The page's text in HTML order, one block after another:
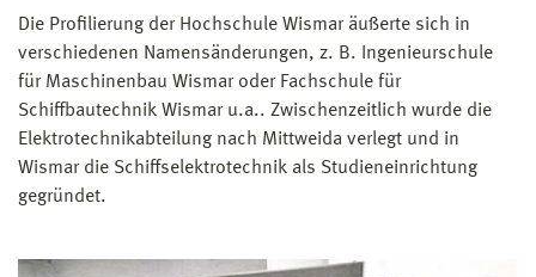
Die Profilierung der Hochschule Wismar äußerte sich in
verschiedenen Namens­änderungen, z. B. Ingenieurschule
für Maschinenbau Wismar oder Fachschule für
Schiffbautechnik Wismar u.a.. Zwischenzeitlich wurde die
Elektrotechnikabteilung nach Mittweida verlegt und in
Wismar die Schiffselektrotechnik als Studien­einrichtung
gegründet.